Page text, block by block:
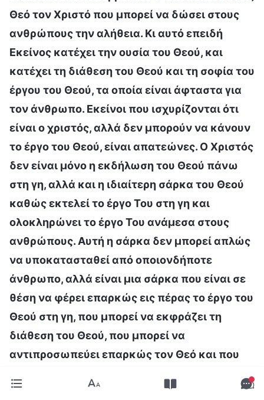
Θεό τον Χριστό που μπορεί να δώσει στους
ανθρώπους την αλήθεια. Κι αυτό επειδή
Εκείνος κατέχει την ουσία του Θεού, και
κατέχει τη διάθεση του Θεού και τη σοφία του
έργου του Θεού, τα οποία είναι άφταστα για
τον άνθρωπο. Εκείνοι που ισχυρίζονται ότι
είναι ο χριστός, αλλά δεν μπορούν να κάνουν
το έργο του Θεού, είναι απατεώνες. Ο Χριστός
δεν είναι μόνο η εκδήλωση του Θεού πάνω
στη γη, αλλά και η ιδιαίτερη σάρκα του Θεού
καθώς εκτελεί το έργο Του στη γη και
ολοκληρώνει το έργο Του ανάμεσα στους
ανθρώπους. Αυτή η σάρκα δεν μπορεί απλώς
να υποκατασταθεί από οποιονδήποτε
άνθρωπο, αλλά είναι μια σάρκα που είναι σε
θέση να φέρει επαρκώς εις πέρας το έργο του
Θεού στη γη, που μπορεί να εκφράζει τη
διάθεση του Θεού, που μπορεί να
αντιπροσωπεύει επαρκώς τον Θεό και που
ή γρήγορα, θα ακολουθήσει η πτώση όλων